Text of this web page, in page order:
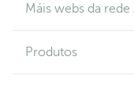
Máis webs da rede
Produtos